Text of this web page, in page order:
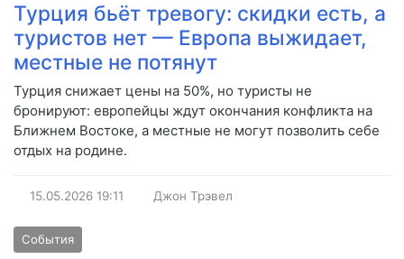
Турция бьёт тревогу: скидки есть, а
туристов нет — Европа выжидает,
местные не потянут
Турция снижает цены на 50%, но туристы не
бронируют: европейцы ждут окончания конфликта на
Ближнем Востоке, а местные не могут позволить себе
отдых на родине.
15.05.2026 19:11 Джон Трэвел
События